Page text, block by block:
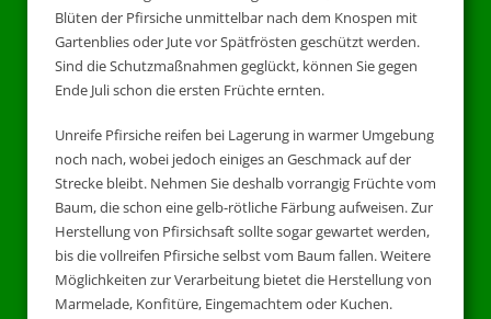
Blüten der Pfirsiche unmittelbar nach dem Knospen mit
Gartenblies oder Jute vor Spätfrösten geschützt werden.
Sind die Schutzmaßnahmen geglückt, können Sie gegen
Ende Juli schon die ersten Früchte ernten.
Unreife Pfirsiche reifen bei Lagerung in warmer Umgebung
noch nach, wobei jedoch einiges an Geschmack auf der
Strecke bleibt. Nehmen Sie deshalb vorrangig Früchte vom
Baum, die schon eine gelb-rötliche Färbung aufweisen. Zur
Herstellung von Pfirsichsaft sollte sogar gewartet werden,
bis die vollreifen Pfirsiche selbst vom Baum fallen. Weitere
Möglichkeiten zur Verarbeitung bietet die Herstellung von
Marmelade, Konfitüre, Eingemachtem oder Kuchen.